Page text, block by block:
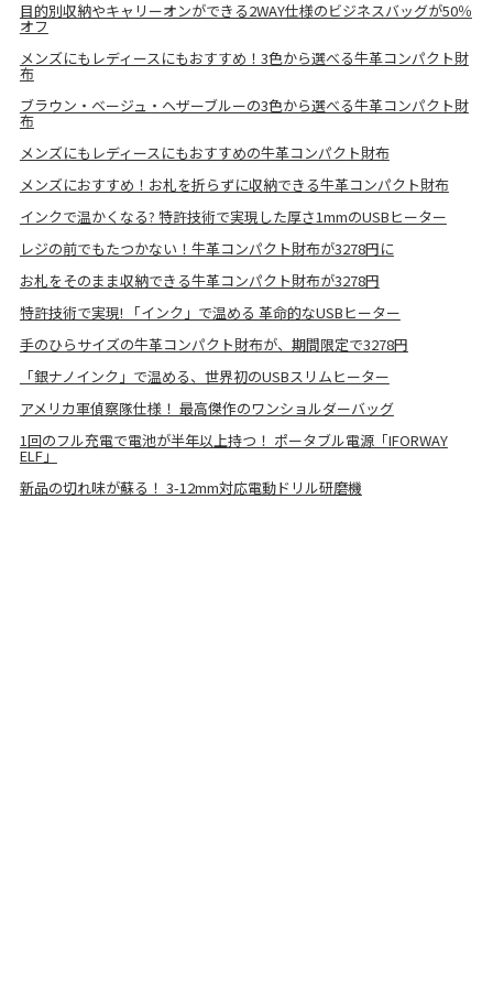
目的別収納やキャリーオンができる2WAY仕様のビジネスバッグが50％
オフ
メンズにもレディースにもおすすめ！3色から選べる牛革コンパクト財
布
ブラウン・ベージュ・ヘザーブルーの3色から選べる牛革コンパクト財
布
メンズにもレディースにもおすすめの牛革コンパクト財布
メンズにおすすめ！お札を折らずに収納できる牛革コンパクト財布
インクで温かくなる? 特許技術で実現した厚さ1mmのUSBヒーター
レジの前でもたつかない！牛革コンパクト財布が3278円に
お札をそのまま収納できる牛革コンパクト財布が3278円
特許技術で実現! 「インク」で温める 革命的なUSBヒーター
手のひらサイズの牛革コンパクト財布が、期間限定で3278円
「銀ナノインク」で温める、世界初のUSBスリムヒーター
アメリカ軍偵察隊仕様！ 最高傑作のワンショルダーバッグ
1回のフル充電で電池が半年以上持つ！ ポータブル電源「IFORWAY
ELF」
新品の切れ味が蘇る！ 3-12mm対応電動ドリル研磨機